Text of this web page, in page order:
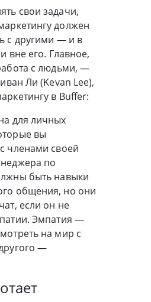
свои задачи,
должен
с другими — и в
вне его. Главное,
с людьми, —
Ли (Kevan Lee),
в Buffer:
для личных
вы
членами своей
по
быть навыки
общения, но они
если он не
Эмпатия —
на мир с
—